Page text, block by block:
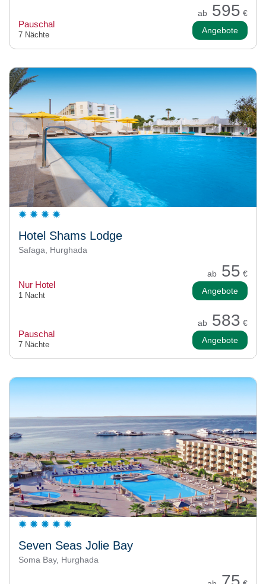
ab 595 €
Pauschal
7 Nächte Angebote
Hotel Shams Lodge
Safaga, Hurghada
ab 55 €
Nur Hotel
1 Nacht Angebote
ab 583 €
Pauschal
7 Nächte Angebote
Seven Seas Jolie Bay
Soma Bay, Hurghada